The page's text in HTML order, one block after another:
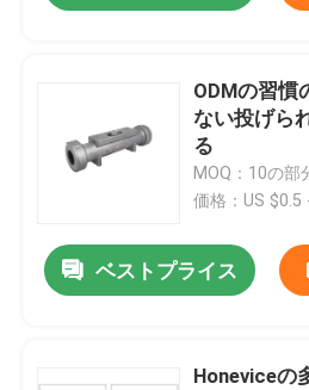
ODMの習慣
ない投げら
る
MOQ：10の部
価格：US
ベストプライス
Honeviceの